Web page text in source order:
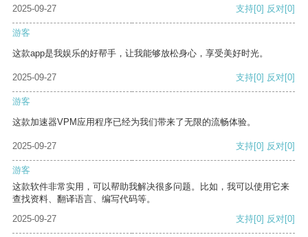
2025-09-27 支持[0] 反对[0]
游客
这款app是我娱乐的好帮手，让我能够放松身心，享受美好时光。
2025-09-27 支持[0] 反对[0]
游客
这款加速器VPM应用程序已经为我们带来了无限的流畅体验。
2025-09-27 支持[0] 反对[0]
游客
这款软件非常实用，可以帮助我解决很多问题。比如，我可以使用它来
查找资料、翻译语言、编写代码等。
2025-09-27
支持[0] 反对[0]